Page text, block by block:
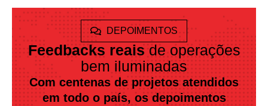
DEPOIMENTOS
Feedbacks reaisde operações
bem iluminadas
Com centenas de projetos atendidos
em todo o país, os depoimentos